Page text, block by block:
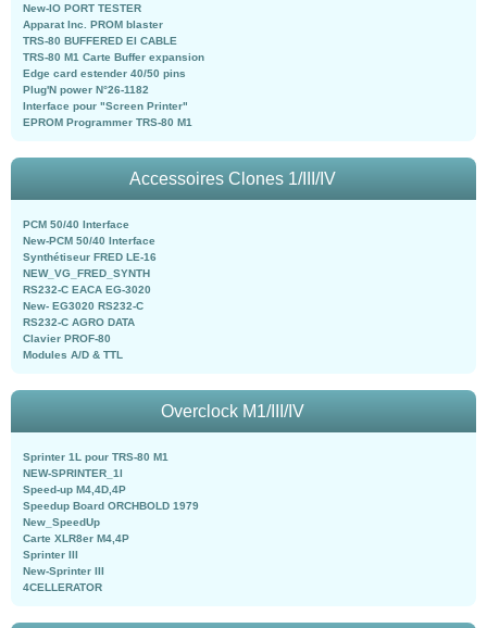
New-IO PORT TESTER
Apparat Inc. PROM blaster
TRS-80 BUFFERED EI CABLE
TRS-80 M1 Carte Buffer expansion
Edge card estender 40/50 pins
Plug'N power N°26-1182
Interface pour "Screen Printer"
EPROM Programmer TRS-80 M1
Accessoires Clones 1/III/IV
PCM 50/40 Interface
New-PCM 50/40 Interface
Synthétiseur FRED LE-16
NEW_VG_FRED_SYNTH
RS232-C EACA EG-3020
New- EG3020 RS232-C
RS232-C AGRO DATA
Clavier PROF-80
Modules A/D & TTL
Overclock M1/III/IV
Sprinter 1L pour TRS-80 M1
NEW-SPRINTER_1l
Speed-up M4,4D,4P
Speedup Board ORCHBOLD 1979
New_SpeedUp
Carte XLR8er M4,4P
Sprinter III
New-Sprinter III
4CELLERATOR